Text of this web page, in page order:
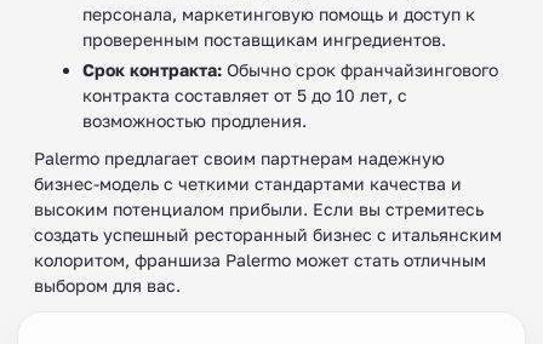
персонала, маркетинговую помощь и доступ к
проверенным поставщикам ингредиентов.
Срок контракта: Обычно срок франчайзингового
контракта составляет от 5 до 10 лет, с
возможностью продления.
Palermo предлагает своим партнерам надежную
бизнес-модель с четкими стандартами качества и
высоким потенциалом прибыли. Если вы стремитесь
создать успешный ресторанный бизнес с итальянским
колоритом, франшиза Palermo может стать отличным
выбором для вас.